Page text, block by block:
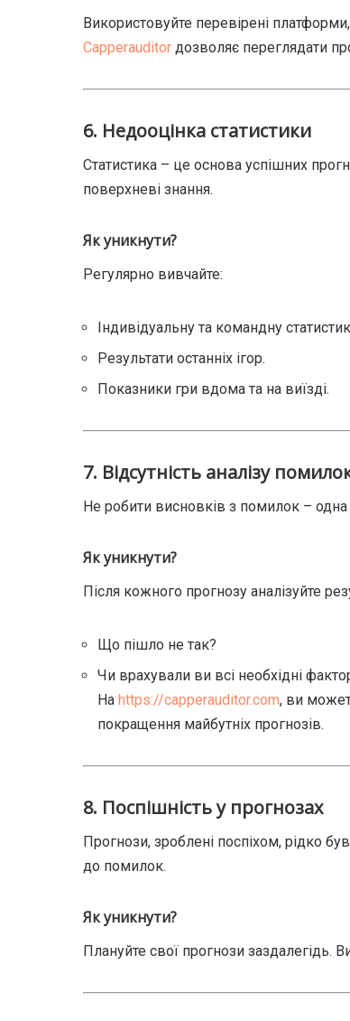
Використовуйте перевірені
Capperauditor дозволяє переглядати
6. Недооцінка статистики
Статистика – це основа успішних
поверхневі знання.
Як уникнути?
Регулярно вивчайте:
Індивідуальну та командну
Результати останніх ігор.
Показники гри вдома та на виїзді.
7. Відсутність аналізу
Не робити висновків з помилок –
Як уникнути?
Після кожного прогнозу аналізуйте
Що пішло не так?
Чи врахували ви всі необхідні
На https://capperauditor.com, ви
покращення майбутніх прогнозів.
8. Поспішність у прогнозах
Прогнози, зроблені поспіхом, рідко
до помилок.
Як уникнути?
Плануйте свої прогнози заздалегідь.